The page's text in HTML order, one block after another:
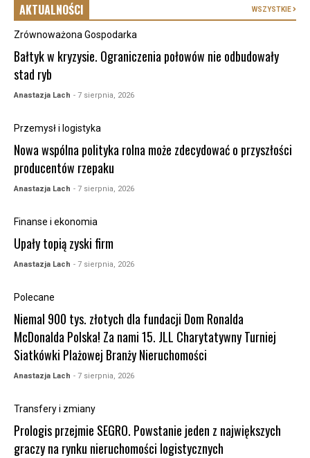
AKTUALNOŚCI WSZYSTKIE
Zrównoważona Gospodarka
Bałtyk w kryzysie. Ograniczenia połowów nie odbudowały
stad ryb
Anastazja Lach - 7 sierpnia, 2026
Przemysł i logistyka
Nowa wspólna polityka rolna może zdecydować o przyszłości
producentów rzepaku
Anastazja Lach - 7 sierpnia, 2026
Finanse i ekonomia
Upały topią zyski firm
Anastazja Lach - 7 sierpnia, 2026
Polecane
Niemal 900 tys. złotych dla fundacji Dom Ronalda
McDonalda Polska! Za nami 15. JLL Charytatywny Turniej
Siatkówki Plażowej Branży Nieruchomości
Anastazja Lach - 7 sierpnia, 2026
Transfery i zmiany
Prologis przejmie SEGRO. Powstanie jeden z największych
graczy na rynku nieruchomości logistycznych